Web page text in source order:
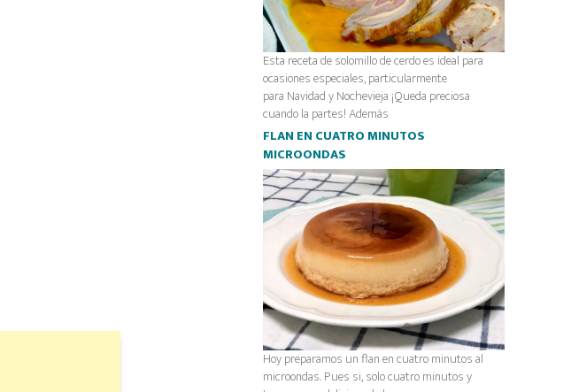
Esta receta de solomillo de cerdo es ideal para
ocasiones especiales, particularmente
para Navidad y Nochevieja ¡Queda preciosa
cuando la partes! Además
FLAN EN CUATRO MINUTOS
MICROONDAS
Hoy preparamos un flan en cuatro minutos al
microondas. Pues si, solo cuatro minutos y